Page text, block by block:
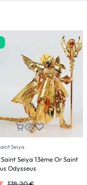
Seiya
Seiya 13ème Or Saint
Odysseus